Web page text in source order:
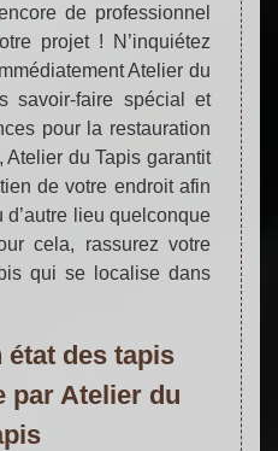
de professionnel
projet ! N’inquiétez
Atelier du
savoir-faire spécial et
pour la restauration
du Tapis garantit
de votre endroit afin
lieu quelconque
cela, rassurez votre
qui se localise dans
état des tapis
par Atelier du